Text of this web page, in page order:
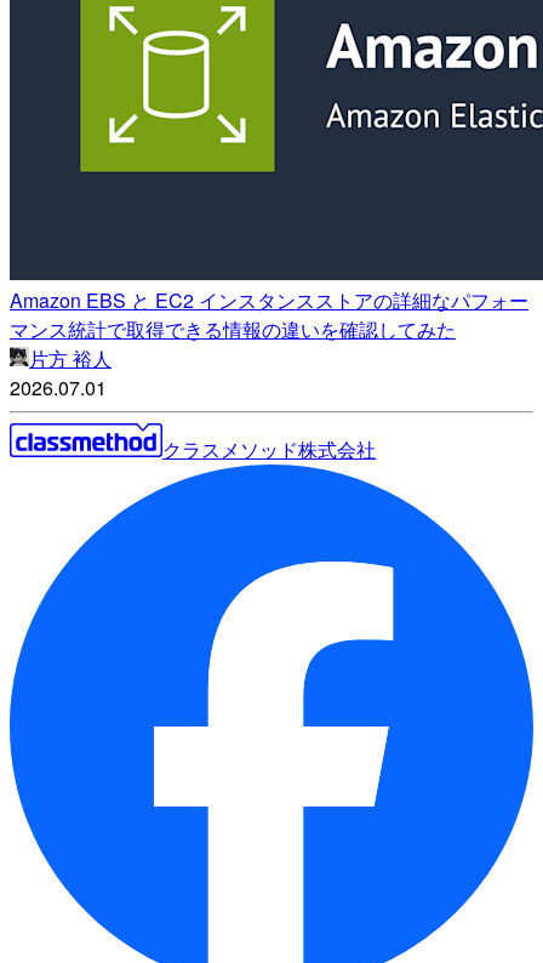
Amazon EBS と EC2 インスタンスストアの詳細なパフォー
マンス統計で取得できる情報の違いを確認してみた
片方 裕人
2026.07.01
クラスメソッド株式会社